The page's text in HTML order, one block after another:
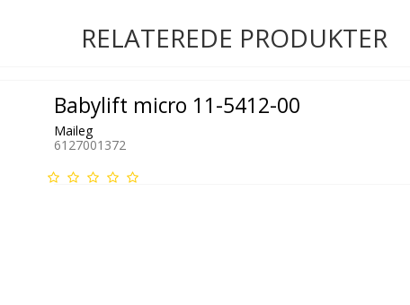
RELATEREDE PRODUKTER
Babylift micro 11-5412-00
Maileg
6127001372